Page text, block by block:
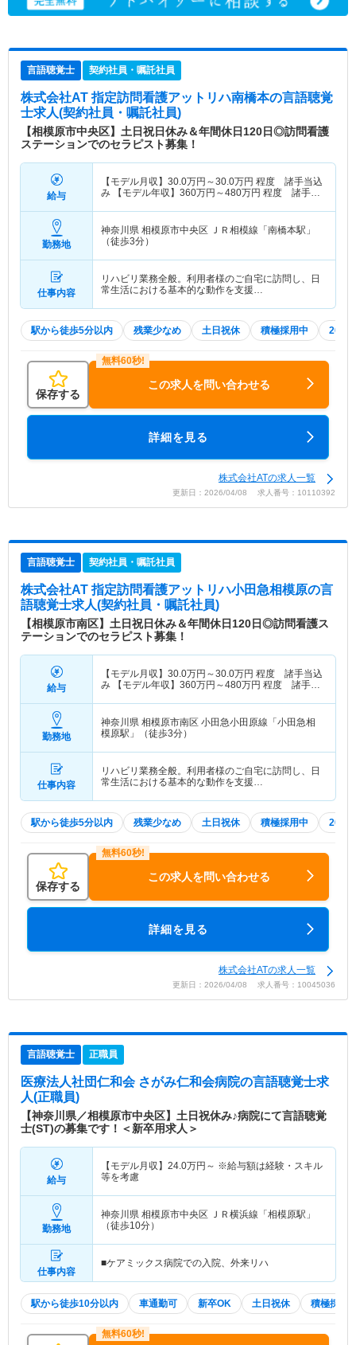
言語聴覚士 契約社員・嘱託社員
株式会社AT 指定訪問看護アットリハ南橋本の言語聴覚
士求人(契約社員・嘱託社員)
【相模原市中央区】土日祝日休み＆年間休日120日◎訪問看護
ステーションでのセラピスト募集！
給与
【モデル月収】 30.0万円～30.0万円 程度 諸手当込
み 【モデル年収】 360万円～480万円 程度 諸手当
勤務地
神奈川県 相模原市中央区 ＪＲ相模線「南橋本駅」
（徒歩3分）
仕事内容
リハビリ業務全般。利用者様のご自宅に訪問し、日
常生活における基本的な動作を支援…
駅から徒歩5分以内 残業少なめ 土日祝休 積極採用中 2027
保存する
この求人を問い合わせる
詳細を見る
株式会社ATの求人一覧
更新日：2026/04/08 求人番号：10110392
言語聴覚士 契約社員・嘱託社員
株式会社AT 指定訪問看護アットリハ小田急相模原の言
語聴覚士求人(契約社員・嘱託社員)
【相模原市南区】土日祝日休み＆年間休日120日◎訪問看護ス
テーションでのセラピスト募集！
給与
【モデル月収】 30.0万円～30.0万円 程度 諸手当込
み 【モデル年収】 360万円～480万円 程度 諸手当
勤務地
神奈川県 相模原市南区 小田急小田原線「小田急相
模原駅」（徒歩3分）
仕事内容
リハビリ業務全般。利用者様のご自宅に訪問し、日
常生活における基本的な動作を支援…
駅から徒歩5分以内 残業少なめ 土日祝休 積極採用中 2027
保存する
この求人を問い合わせる
詳細を見る
株式会社ATの求人一覧
更新日：2026/04/08 求人番号：10045036
言語聴覚士 正職員
医療法人社団仁和会 さがみ仁和会病院の言語聴覚士求
人(正職員)
【神奈川県／相模原市中央区】土日祝休み♪病院にて言語聴覚
士(ST)の募集です！＜新卒用求人＞
給与
【モデル月収】 24.0万円～ ※給与額は経験・スキル
等を考慮
勤務地
神奈川県 相模原市中央区 ＪＲ横浜線「相模原駅」
（徒歩10分）
仕事内容
■ケアミックス病院での入院、外来リハ
駅から徒歩10分以内 車通勤可 新卒OK 土日祝休 積極採用